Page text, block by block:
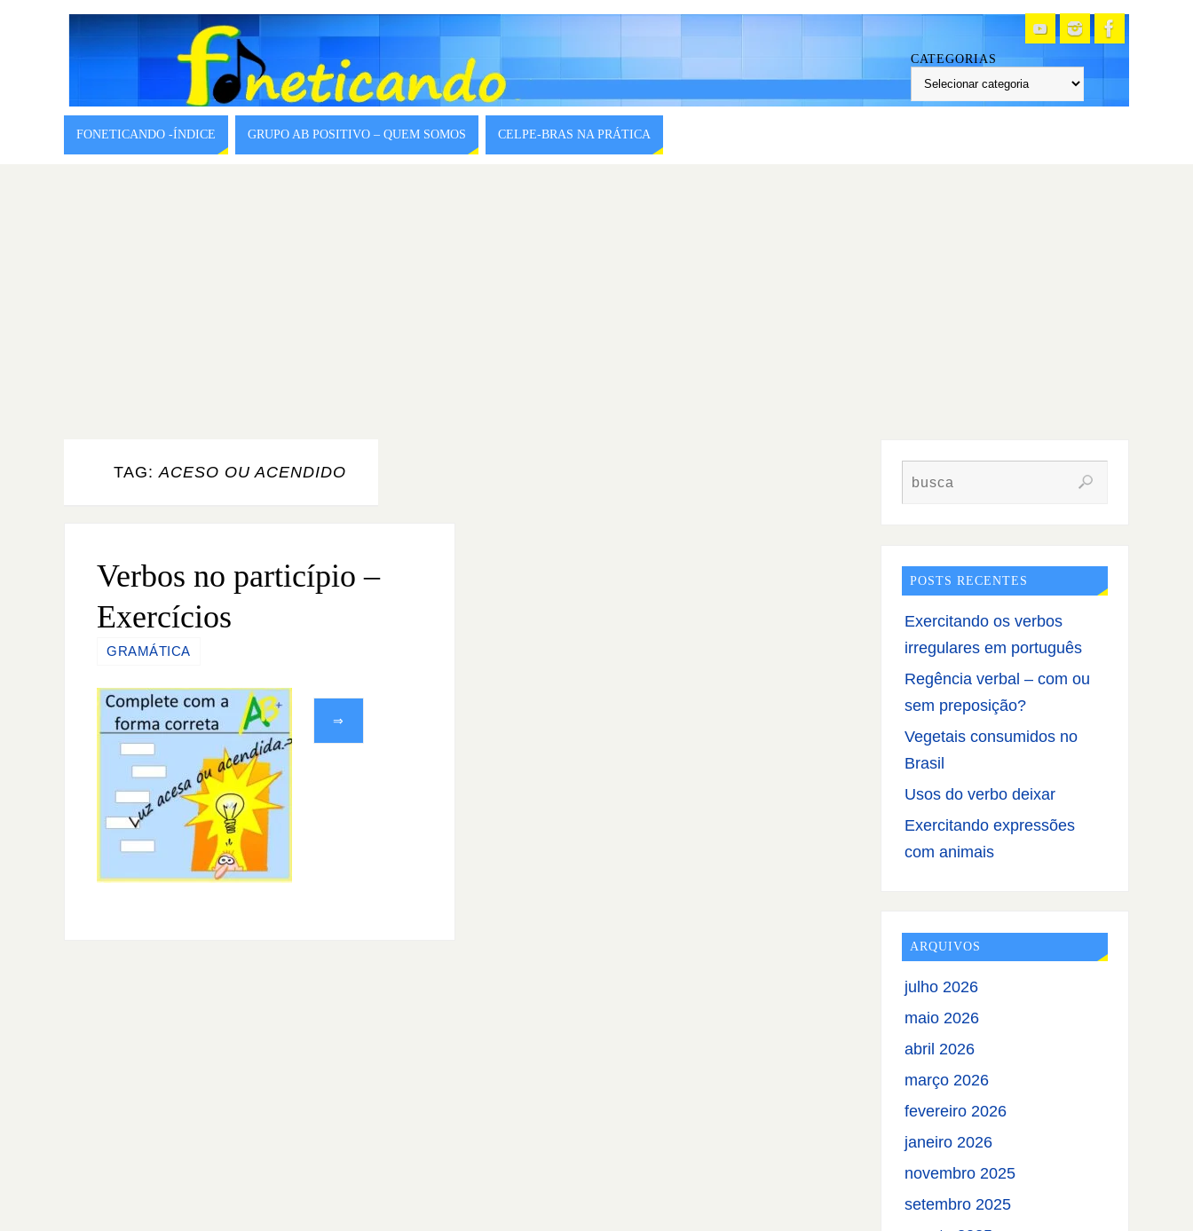
CATEGORIAS
FONETICANDO -ÍNDICE GRUPO AB POSITIVO – QUEM SOMOS CELPE-BRAS NA PRÁTICA
TAG:ACESO OU ACENDIDO
Verbos no particípio –
Exercícios
GRAMÁTICA
⇒
POSTS RECENTES
Exercitando os verbos
irregulares em português
Regência verbal – com ou
sem preposição?
Vegetais consumidos no
Brasil
Usos do verbo deixar
Exercitando expressões
com animais
ARQUIVOS
julho 2026
maio 2026
abril 2026
março 2026
fevereiro 2026
janeiro 2026
novembro 2025
setembro 2025